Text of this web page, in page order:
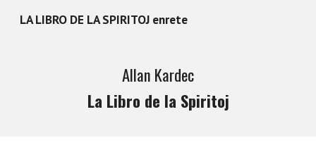
Skip to main content
LA LIBRO DE LA SPIRITOJ enrete
Allan Kardec
La Libro de la Spiritoj